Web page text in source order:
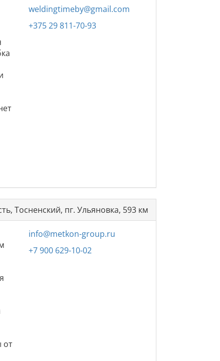
weldingtimeby@gmail.com
+375 29 811-70-93
Тосненский, пг. Ульяновка, 593 км
от
info@metkon-group.ru
+7 900 629-10-02